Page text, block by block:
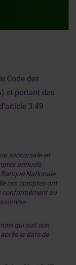
Code des
et portant des
3:49
succursale en
annuels
Nationale
ces comptes ont
conformément au
qui suit son
la date de